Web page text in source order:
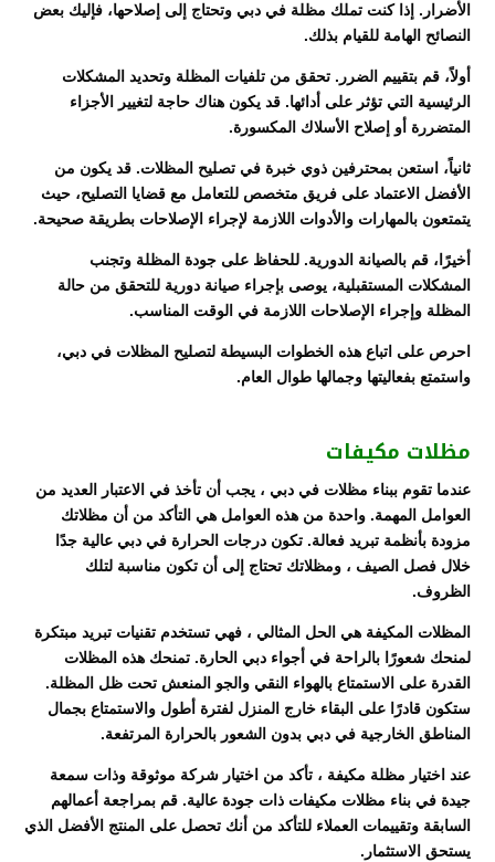
الأضرار. إذا كنت تملك مظلة في دبي وتحتاج إلى إصلاحها، فإليك بعض
النصائح الهامة للقيام بذلك.
أولاً، قم بتقييم الضرر. تحقق من تلفيات المظلة وتحديد المشكلات
الرئيسية التي تؤثر على أدائها. قد يكون هناك حاجة لتغيير الأجزاء
المتضررة أو إصلاح الأسلاك المكسورة.
ثانياً، استعن بمحترفين ذوي خبرة في تصليح المظلات. قد يكون من
الأفضل الاعتماد على فريق متخصص للتعامل مع قضايا التصليح، حيث
يتمتعون بالمهارات والأدوات اللازمة لإجراء الإصلاحات بطريقة صحيحة.
أخيرًا، قم بالصيانة الدورية. للحفاظ على جودة المظلة وتجنب
المشكلات المستقبلية، يوصى بإجراء صيانة دورية للتحقق من حالة
المظلة وإجراء الإصلاحات اللازمة في الوقت المناسب.
احرص على اتباع هذه الخطوات البسيطة لتصليح المظلات في دبي،
واستمتع بفعاليتها وجمالها طوال العام.
مظلات مكيفات
عندما تقوم ببناء مظلات في دبي ، يجب أن تأخذ في الاعتبار العديد من
العوامل المهمة. واحدة من هذه العوامل هي التأكد من أن مظلاتك
مزودة بأنظمة تبريد فعالة. تكون درجات الحرارة في دبي عالية جدًا
خلال فصل الصيف ، ومظلاتك تحتاج إلى أن تكون مناسبة لتلك
الظروف.
المظلات المكيفة هي الحل المثالي ، فهي تستخدم تقنيات تبريد مبتكرة
لمنحك شعورًا بالراحة في أجواء دبي الحارة. تمنحك هذه المظلات
القدرة على الاستمتاع بالهواء النقي والجو المنعش تحت ظل المظلة.
ستكون قادرًا على البقاء خارج المنزل لفترة أطول والاستمتاع بجمال
المناطق الخارجية في دبي بدون الشعور بالحرارة المرتفعة.
عند اختيار مظلة مكيفة ، تأكد من اختيار شركة موثوقة وذات سمعة
جيدة في بناء مظلات مكيفات ذات جودة عالية. قم بمراجعة أعمالهم
السابقة وتقييمات العملاء للتأكد من أنك تحصل على المنتج الأفضل الذي
يستحق الاستثمار.